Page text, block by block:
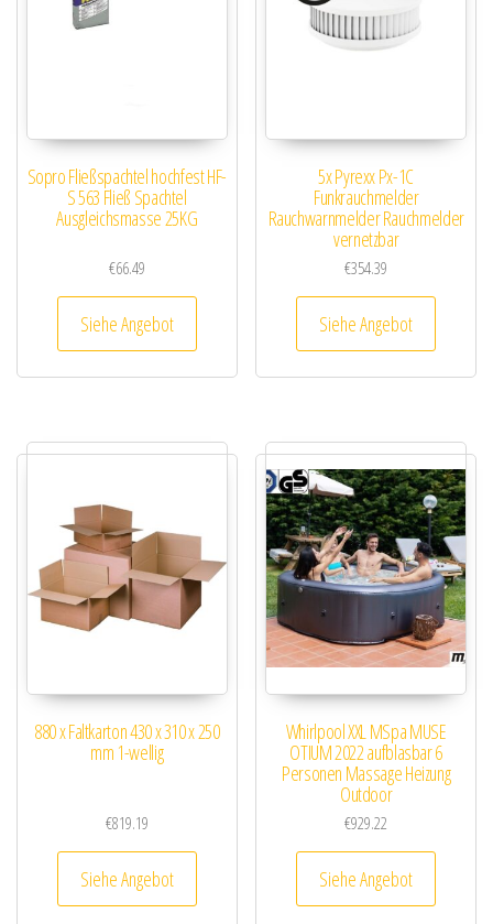
Sopro Fließspachtel hochfest HF-
S 563 Fließ Spachtel
Ausgleichsmasse 25KG
€66.49
Siehe Angebot
5x Pyrexx Px-1C
Funkrauchmelder
Rauchwarnmelder Rauchmelder
vernetzbar
€354.39
Siehe Angebot
880 x Faltkarton 430 x 310 x 250
mm 1-wellig
€819.19
Siehe Angebot
Whirlpool XXL MSpa MUSE
OTIUM 2022 aufblasbar 6
Personen Massage Heizung
Outdoor
€929.22
Siehe Angebot